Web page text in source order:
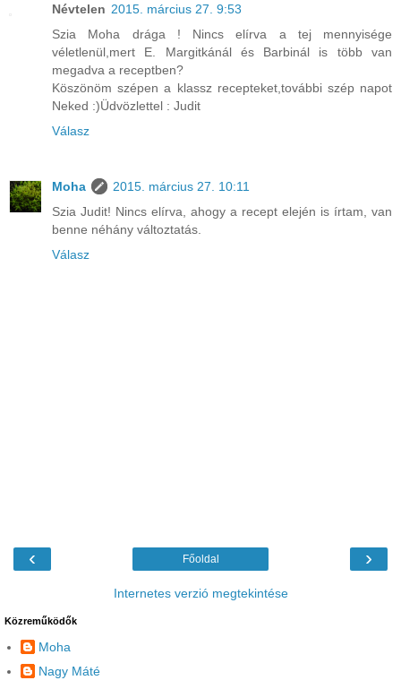
Névtelen 2015. március 27. 9:53
Szia Moha drága ! Nincs elírva a tej mennyisége
véletlenül,mert E. Margitkánál és Barbinál is több van
megadva a receptben?
Köszönöm szépen a klassz recepteket,további szép napot
Neked :)Üdvözlettel : Judit
Válasz
Moha
2015. március 27. 10:11
Szia Judit! Nincs elírva, ahogy a recept elején is írtam, van
benne néhány változtatás.
Válasz
‹ ›
Főoldal
Internetes verzió megtekintése
Közreműködők
Moha
Nagy Máté